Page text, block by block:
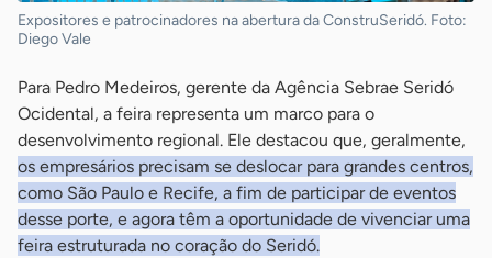
Expositores e patrocinadores na abertura da ConstruSeridó. Foto:
Diego Vale
Para Pedro Medeiros, gerente da Agência Sebrae Seridó
Ocidental, a feira representa um marco para o
desenvolvimento regional. Ele destacou que, geralmente,
os empresários precisam se deslocar para grandes centros,
como São Paulo e Recife, a fim de participar de eventos
desse porte, e agora têm a oportunidade de vivenciar uma
feira estruturada no coração do Seridó.